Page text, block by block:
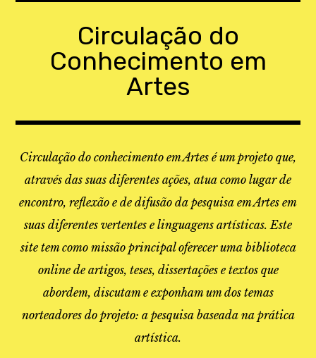
Circulação do
Conhecimento em
Artes
Circulação do conhecimento em Artes é um projeto que,
através das suas diferentes ações, atua como lugar de
encontro, reflexão e de difusão da pesquisa em Artes em
suas diferentes vertentes e linguagens artísticas. Este
site tem como missão principal oferecer uma biblioteca
online de artigos, teses, dissertações e textos que
abordem, discutam e exponham um dos temas
norteadores do projeto: a pesquisa baseada na prática
artística.